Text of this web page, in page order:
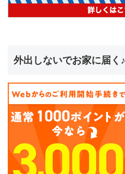
外出しないでお家に届く♪